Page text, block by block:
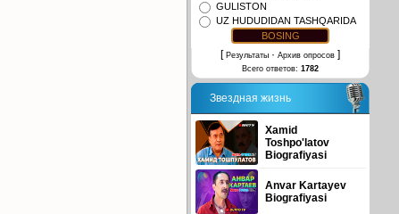
GULISTON
UZ HUDUDIDAN TASHQARIDA
[ Результаты · Архив опросов ]
Всего ответов: 1782
Звездная жизнь
Xamid
Toshpo'latov
Biografiyasi
Anvar Kartayev
Biografiyasi